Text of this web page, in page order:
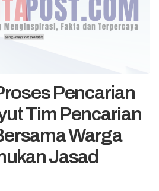
Pencarian
Tim Pencarian
Warga
Jasad